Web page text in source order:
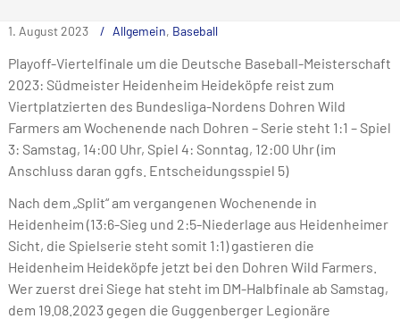
1. August 2023 Allgemein, Baseball
Playoff-Viertelfinale um die Deutsche Baseball-Meisterschaft
2023: Südmeister Heidenheim Heideköpfe reist zum
Viertplatzierten des Bundesliga-Nordens Dohren Wild
Farmers am Wochenende nach Dohren – Serie steht 1:1 – Spiel
3: Samstag, 14:00 Uhr, Spiel 4: Sonntag, 12:00 Uhr (im
Anschluss daran ggfs. Entscheidungsspiel 5)
Nach dem „Split“ am vergangenen Wochenende in
Heidenheim (13:6-Sieg und 2:5-Niederlage aus Heidenheimer
Sicht, die Spielserie steht somit 1:1) gastieren die
Heidenheim Heideköpfe jetzt bei den Dohren Wild Farmers.
Wer zuerst drei Siege hat steht im DM-Halbfinale ab Samstag,
dem 19.08.2023 gegen die Guggenberger Legionäre